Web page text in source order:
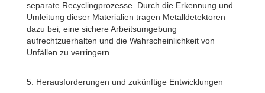
separate Recyclingprozesse. Durch die Erkennung und
Umleitung dieser Materialien tragen Metalldetektoren
dazu bei, eine sichere Arbeitsumgebung
aufrechtzuerhalten und die Wahrscheinlichkeit von
Unfällen zu verringern.
5. Herausforderungen und zukünftige Entwicklungen